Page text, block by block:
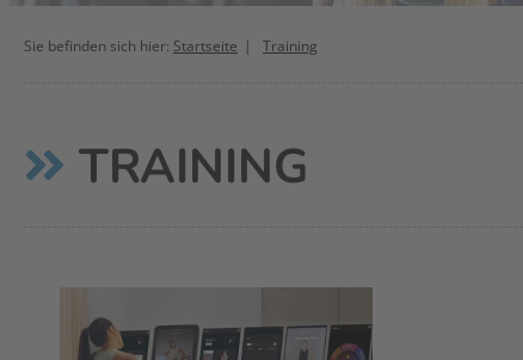
Sie befinden sich hier: Startseite Training
TRAINING